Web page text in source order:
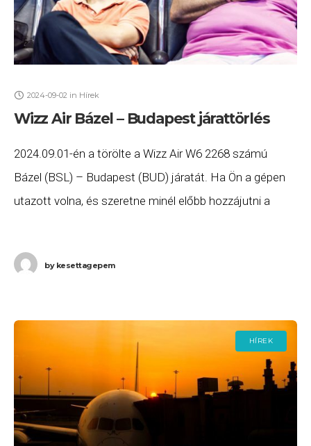
2024-09-02 in Hírek
Wizz Air Bázel – Budapest járattörlés
2024.09.01-én a törölte a Wizz Air W6 2268 számú
Bázel (BSL) – Budapest (BUD) járatát. Ha Ön a gépen
utazott volna, és szeretne minél előbb hozzájutni a
bykesettagepem
HÍREK